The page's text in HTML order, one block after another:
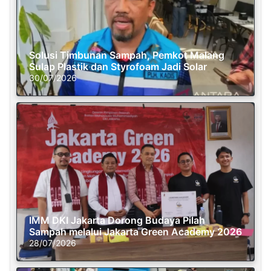
Solusi Timbunan Sampah, Pemkot Malang
Sulap Plastik dan Styrofoam Jadi Solar
30/07/2026
IMM DKI Jakarta Dorong Budaya Pilah
Sampah melalui Jakarta Green Academy 2026
28/07/2026